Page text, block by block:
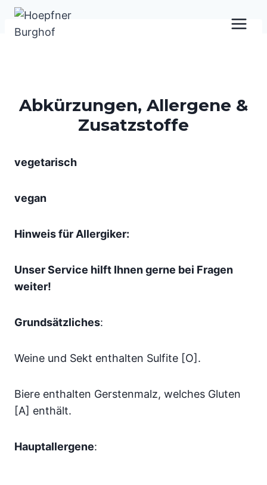
Zum
springen
Abkürzungen, Allergene &
Zusatzstoffe
vegetarisch
vegan
Hinweis für Allergiker:
Unser Service hilft Ihnen gerne bei Fragen
weiter!
Grundsätzliches:
Weine und Sekt enthalten Sulfite [O].
Biere enthalten Gerstenmalz, welches Gluten
[A] enthält.
Hauptallergene: